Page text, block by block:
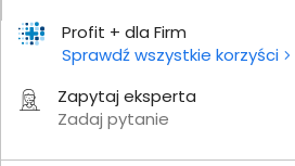
Profit + dla Firm
Sprawdź wszystkie korzyści
Zapytaj eksperta
Zadaj pytanie